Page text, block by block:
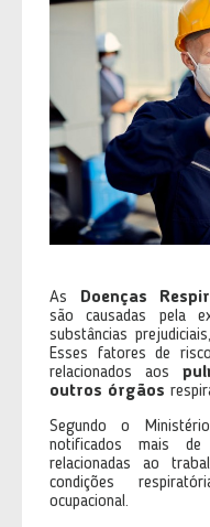
As Doenças
são causadas pela
substâncias
Esses fatores de
relacionados aos
outros órgãos
Segundo o
notificados mais de
relacionadas ao
condições
ocupacional.